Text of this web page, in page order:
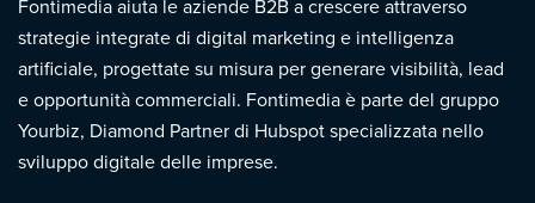
Fontimedia aiuta le aziende B2B a crescere attraverso
strategie integrate di digital marketing e intelligenza
artificiale, progettate su misura per generare visibilità, lead
e opportunità commerciali. Fontimedia è parte del gruppo
Yourbiz, Diamond Partner di Hubspot specializzata nello
sviluppo digitale delle imprese.